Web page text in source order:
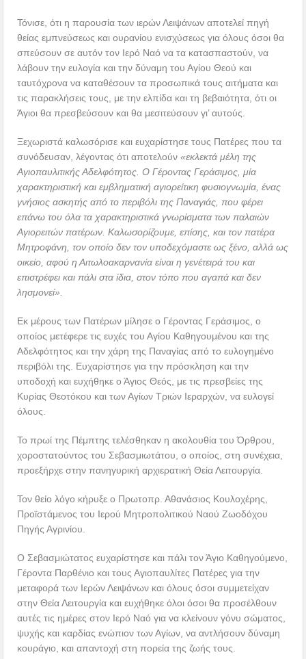
Τόνισε, ότι η παρουσία των ιερών Λειψάνων αποτελεί πηγή
θείας εμπνεύσεως και ουρανίου ενισχύσεως για όλους όσοι θα
σπεύσουν σε αυτόν τον Ιερό Ναό να τα κατασπαστούν, να
λάβουν την ευλογία και την δύναμη του Αγίου Θεού και
ταυτόχρονα να καταθέσουν τα προσωπικά τους αιτήματα και
τις παρακλήσεις τους, με την ελπίδα και τη βεβαιότητα, ότι οι
Άγιοι θα πρεσβεύσουν και θα μεσιτεύσουν γι’ αυτούς.
Ξεχωριστά καλωσόρισε και ευχαρίστησε τους Πατέρες που τα
συνόδευσαν, λέγοντας ότι αποτελούν«εκλεκτά μέλη της
Αγιοπαυλιτικής Αδελφότητος. Ο Γέροντας Γεράσιμος, μία
χαρακτηριστική και εμβληματική αγιορείτικη φυσιογνωμία, ένας
γνήσιος ασκητής από το περιβόλι της Παναγιάς, που φέρει
επάνω του όλα τα χαρακτηριστικά γνωρίσματα των παλαιών
Αγιορειτών πατέρων. Καλωσορίζουμε, επίσης, και τον πατέρα
Μητροφάνη, τον οποίο δεν τον υποδεχόμαστε ως ξένο, αλλά ως
οικείο, αφού η Αιτωλοακαρνανία είναι η γενέτειρά του και
επιστρέφει και πάλι στα ίδια, στον τόπο που αγαπά και δεν
λησμονεί».
Εκ μέρους των Πατέρων μίλησε ο Γέροντας Γεράσιμος, ο
οποίος μετέφερε τις ευχές του Αγίου Καθηγουμένου και της
Αδελφότητος και την χάρη της Παναγίας από το ευλογημένο
περιβόλι της. Ευχαρίστησε για την πρόσκληση και την
υποδοχή και ευχήθηκε ο Άγιος Θεός, με τις πρεσβείες της
Κυρίας Θεοτόκου και των Αγίων Τριών Ιεραρχών, να ευλογεί
όλους.
Το πρωί της Πέμπτης τελέσθηκαν η ακολουθία του Όρθρου,
χοροστατούντος του Σεβασμιωτάτου, ο οποίος, στη συνέχεια,
προεξήρχε στην πανηγυρική αρχιερατική Θεία Λειτουργία.
Τον θείο λόγο κήρυξε ο Πρωτοπρ. Αθανάσιος Κουλοχέρης,
Προϊστάμενος του Ιερού Μητροπολιτικού Ναού Ζωοδόχου
Πηγής Αγρινίου.
Ο Σεβασμιώτατος ευχαρίστησε και πάλι τον Άγιο Καθηγούμενο,
Γέροντα Παρθένιο και τους Αγιοπαυλίτες Πατέρες για την
μεταφορά των Ιερών Λειψάνων και όλους όσοι συμμετείχαν
στην Θεία Λειτουργία και ευχήθηκε όλοι όσοι θα προσέλθουν
αυτές τις ημέρες στον Ιερό Ναό για να κλείνουν γόνυ σώματος,
ψυχής και καρδίας ενώπιον των Αγίων, να αντλήσουν δύναμη
κουράγιο, και απαντοχή στη πορεία της ζωής τους.